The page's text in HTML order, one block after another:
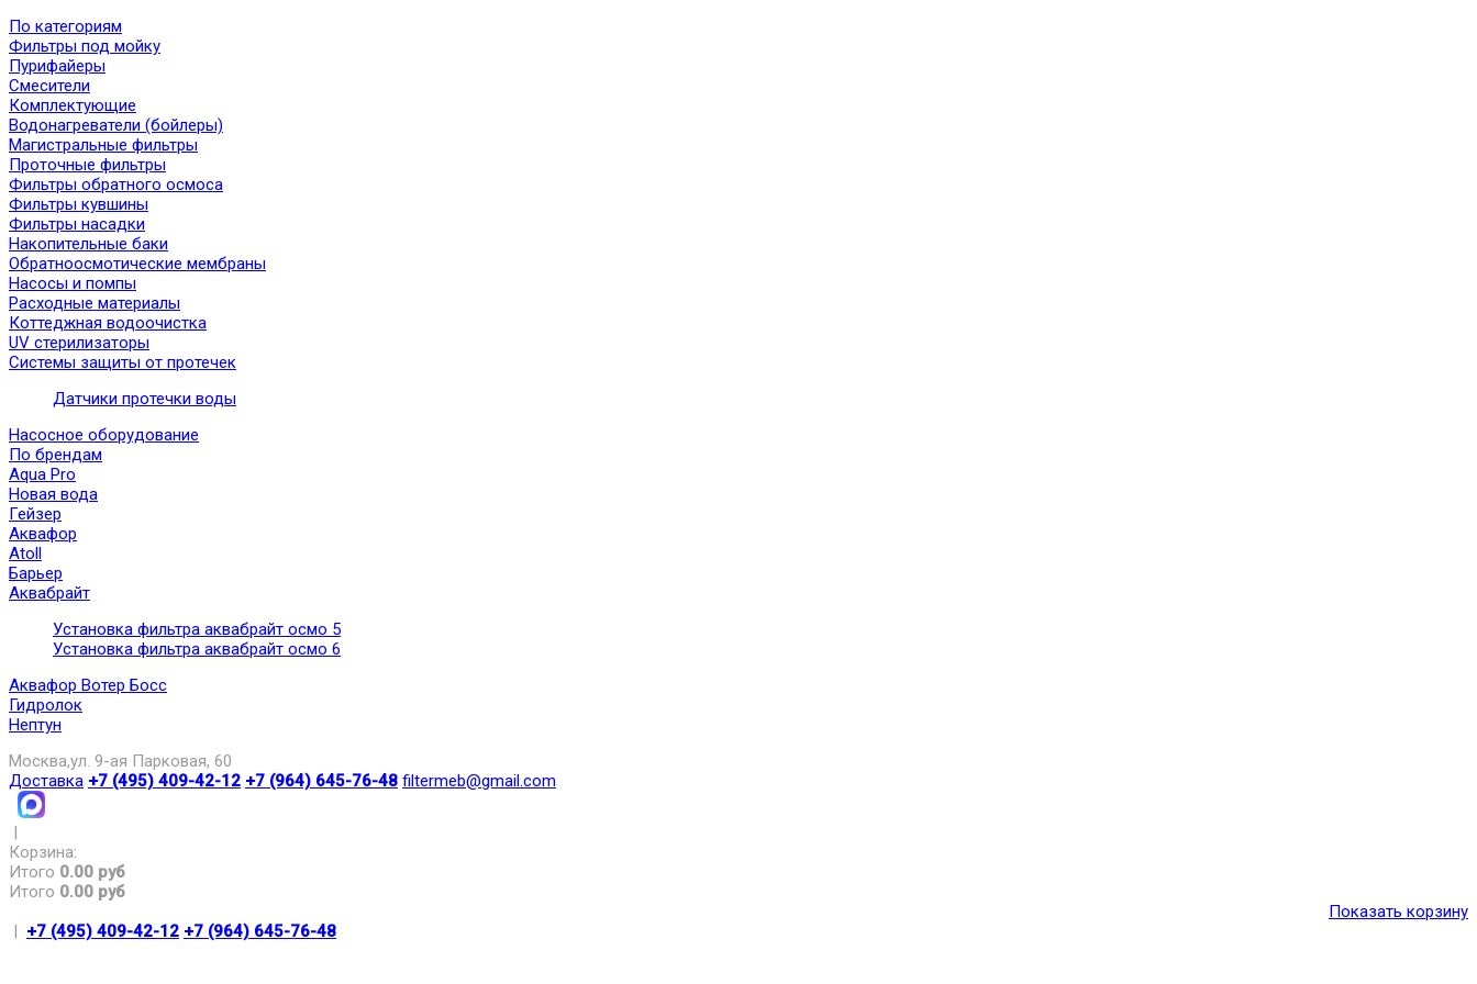
По категориям
Фильтры под мойку
Пурифайеры
Смесители
Комплектующие
Водонагреватели (бойлеры)
Магистральные фильтры
Проточные фильтры
Фильтры обратного осмоса
Фильтры кувшины
Фильтры насадки
Накопительные баки
Обратноосмотические мембраны
Насосы и помпы
Расходные материалы
Коттеджная водоочистка
UV стерилизаторы
Системы защиты от протечек
Датчики протечки воды
Насосное оборудование
По брендам
Aqua Pro
Новая вода
Гейзер
Аквафор
Atoll
Барьер
Аквабрайт
Установка фильтра аквабрайт осмо 5
Установка фильтра аквабрайт осмо 6
Аквафор Вотер Босс
Гидролок
Нептун
Москва,ул. 9-ая Парковая, 60
Доставка +7 (495) 409-42-12 +7 (964) 645-76-48 filtermeb@gmail.com
|
Корзина:
Итого 0.00 руб
Итого 0.00 руб
Показать корзину
| +7 (495) 409-42-12 +7 (964) 645-76-48